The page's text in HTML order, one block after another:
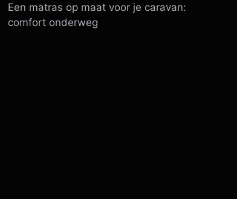
Een matras op maat voor je caravan:
comfort onderweg